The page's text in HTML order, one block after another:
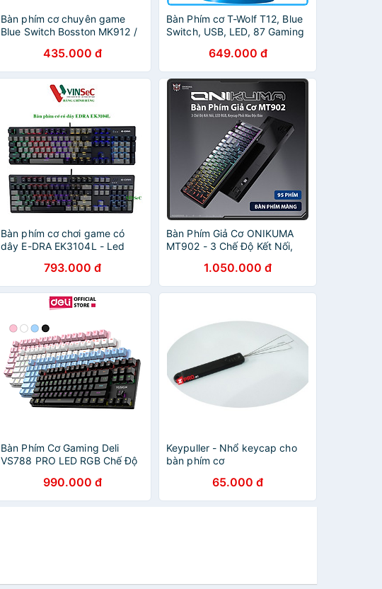
Bàn phím cơ chuyên game
Blue Switch Bosston MK912 /
nhiều chế độ đèn Led (Đen)
435.000 đ
Bàn Phím cơ T-Wolf T12, Blue
Switch, USB, LED, 87 Gaming
chính hãng649.000 đ
Bàn phím cơ chơi game có
dây E-DRA EK3104L - Led
nối USB - Hàng chính hãng
793.000 đ
Bàn Phím Giả Cơ ONIKUMA
MT902 - 3 Chế Độ Kết Nối,
Độc Đáo - Hàng Chính Hãng
1.050.000 đ
Bàn Phím Cơ Gaming Deli
VS788 PRO LED RGB Chế Độ
Phím Cơ Gõ Siêu Đã, Thiết Kế
Nhỏ Gọn Tương Thích Với
990.000 đ
Keypuller - Nhổ keycap cho
bàn phím cơ
65.000 đ